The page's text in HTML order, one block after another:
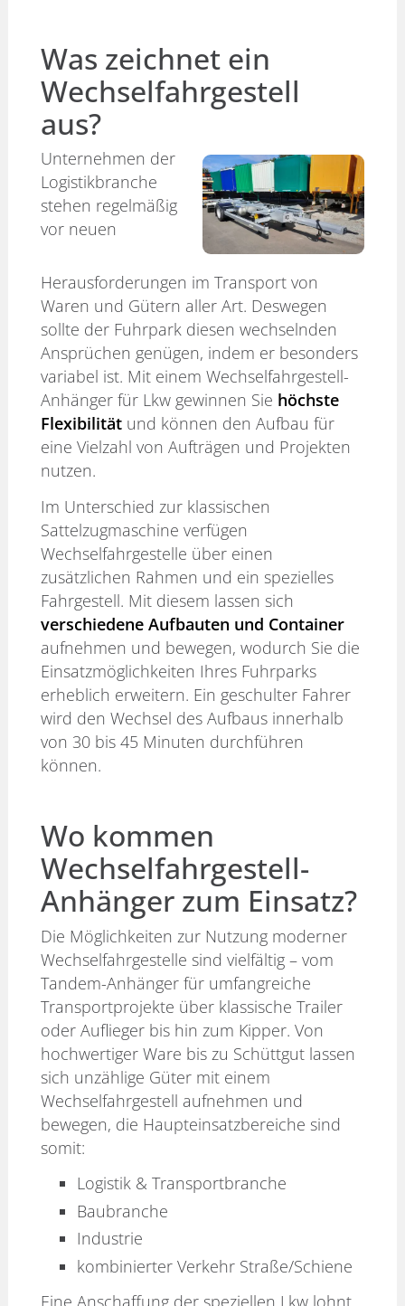
Was zeichnet ein
Wechselfahrgestell
aus?
Unternehmen der
Logistikbranche
stehen regelmäßig
vor neuen
Herausforderungen im Transport von
Waren und Gütern aller Art. Deswegen
sollte der Fuhrpark diesen wechselnden
Ansprüchen genügen, indem er besonders
variabel ist. Mit einem Wechselfahrgestell-
Anhänger für Lkw gewinnen Sie höchste
Flexibilitätund können den Aufbau für
eine Vielzahl von Aufträgen und Projekten
nutzen.
Im Unterschied zur klassischen
Sattelzugmaschine verfügen
Wechselfahrgestelle über einen
zusätzlichen Rahmen und ein spezielles
Fahrgestell. Mit diesem lassen sich
verschiedene Aufbauten und Container
aufnehmen und bewegen, wodurch Sie die
Einsatzmöglichkeiten Ihres Fuhrparks
erheblich erweitern. Ein geschulter Fahrer
wird den Wechsel des Aufbaus innerhalb
von 30 bis 45 Minuten durchführen
können.
Wo kommen
Wechselfahrgestell-
Anhänger zum Einsatz?
Die Möglichkeiten zur Nutzung moderner
Wechselfahrgestelle sind vielfältig – vom
Tandem-Anhänger für umfangreiche
Transportprojekte über klassische Trailer
oder Auflieger bis hin zum Kipper. Von
hochwertiger Ware bis zu Schüttgut lassen
sich unzählige Güter mit einem
Wechselfahrgestell aufnehmen und
bewegen, die Haupteinsatzbereiche sind
somit:
Logistik & Transportbranche
Baubranche
Industrie
kombinierter Verkehr Straße/Schiene